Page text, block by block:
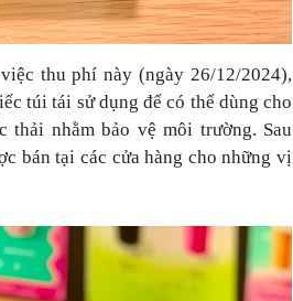
thu phí này (ngày 26/12/2024),
túi tái sử dụng để có thể dùng cho
thải nhằm bảo vệ môi trường. Sau
bán tại các cửa hàng cho những vị